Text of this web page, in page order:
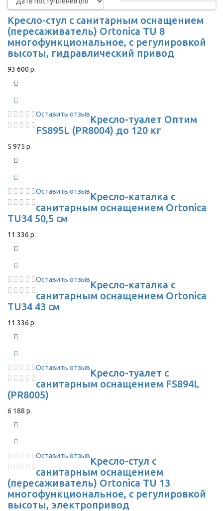
Кресло-стул с санитарным оснащением
(пересаживатель) Ortonica TU 8
многофункциональное, с регулировкой
высоты, гидравлический привод
93 600 р.
Оставить отзывКресло-туалет Оптим
FS895L (PR8004) до 120 кг
5 975 р.
Оставить отзывКресло-каталка с
санитарным оснащением Ortonica
TU34 50,5 см
11 336 р.
Оставить отзывКресло-каталка с
санитарным оснащением Ortonica
TU34 43 см
11 336 р.
Оставить отзывКресло-туалет с
санитарным оснащением FS894L
(PR8005)
6 188 р.
Оставить отзывКресло-стул с
санитарным оснащением
(пересаживатель) Ortonica TU 13
многофункциональное, с регулировкой
высоты, электропривод